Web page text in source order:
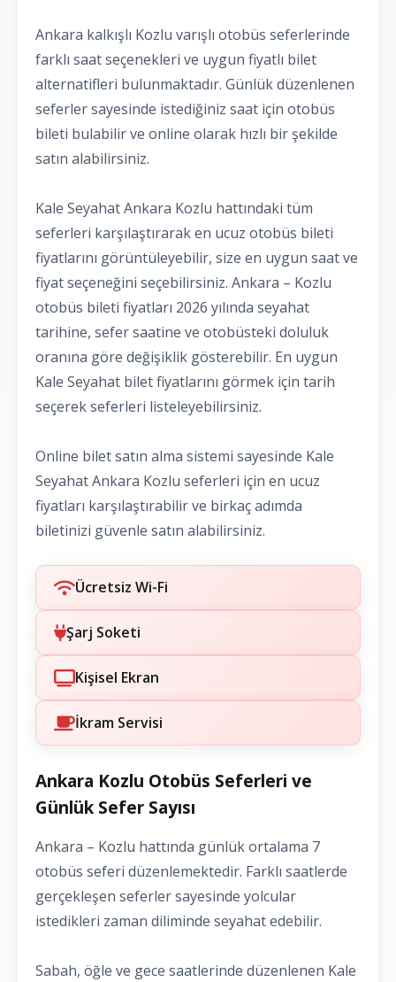
Ankara kalkışlı Kozlu varışlı otobüs seferlerinde
farklı saat seçenekleri ve uygun fiyatlı bilet
alternatifleri bulunmaktadır. Günlük düzenlenen
seferler sayesinde istediğiniz saat için otobüs
bileti bulabilir ve online olarak hızlı bir şekilde
satın alabilirsiniz.
Kale Seyahat Ankara Kozlu hattındaki tüm
seferleri karşılaştırarak en ucuz otobüs bileti
fiyatlarını görüntüleyebilir, size en uygun saat ve
fiyat seçeneğini seçebilirsiniz. Ankara – Kozlu
otobüs bileti fiyatları 2026 yılında seyahat
tarihine, sefer saatine ve otobüsteki doluluk
oranına göre değişiklik gösterebilir. En uygun
Kale Seyahat bilet fiyatlarını görmek için tarih
seçerek seferleri listeleyebilirsiniz.
Online bilet satın alma sistemi sayesinde Kale
Seyahat Ankara Kozlu seferleri için en ucuz
fiyatları karşılaştırabilir ve birkaç adımda
biletinizi güvenle satın alabilirsiniz.
Ücretsiz Wi-Fi
Şarj Soketi
Kişisel Ekran
İkram Servisi
Ankara Kozlu Otobüs Seferleri ve
Günlük Sefer Sayısı
Ankara – Kozlu hattında günlük ortalama 7
otobüs seferi düzenlemektedir. Farklı saatlerde
gerçekleşen seferler sayesinde yolcular
istedikleri zaman diliminde seyahat edebilir.
Sabah, öğle ve gece saatlerinde düzenlenen Kale